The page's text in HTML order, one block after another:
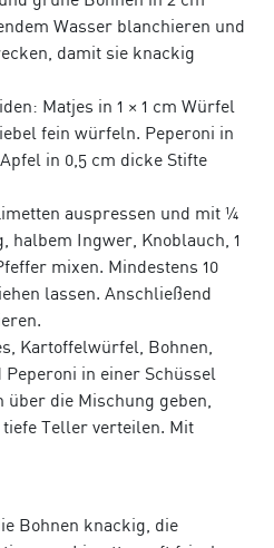
Wasser blanchieren und
damit sie knackig
Matjes in 1 × 1 cm Würfel
fein würfeln. Peperoni in
in 0,5 cm dicke Stifte
auspressen und mit ¼
halbem Ingwer, Knoblauch, 1
mixen. Mindestens 10
lassen. Anschließend
Kartoffelwürfel, Bohnen,
in einer Schüssel
die Mischung geben,
Teller verteilen. Mit
Bohnen knackig, die